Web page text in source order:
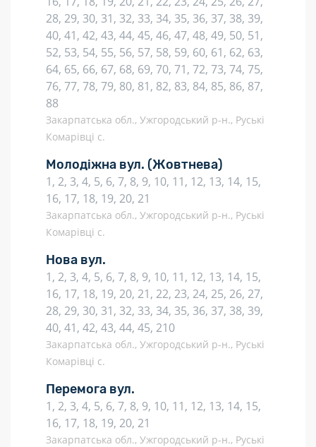
28, 29, 30, 31, 32, 33, 34, 35, 36, 37, 38, 39,
40, 41, 42, 43, 44, 45, 46, 47, 48, 49, 50, 51,
52, 53, 54, 55, 56, 57, 58, 59, 60, 61, 62, 63,
64, 65, 66, 67, 68, 69, 70, 71, 72, 73, 74, 75,
76, 77, 78, 79, 80, 81, 82, 83, 84, 85, 86, 87,
88
Закарпатська обл., Ужгородський р-н., Руські
Комарівці с.
Молодіжна вул. (Жовтнева)
1, 2, 3, 4, 5, 6, 7, 8, 9, 10, 11, 12, 13, 14, 15,
16, 17, 18, 19, 20, 21
Закарпатська обл., Ужгородський р-н., Руські
Комарівці с.
Нова вул.
1, 2, 3, 4, 5, 6, 7, 8, 9, 10, 11, 12, 13, 14, 15,
16, 17, 18, 19, 20, 21, 22, 23, 24, 25, 26, 27,
28, 29, 30, 31, 32, 33, 34, 35, 36, 37, 38, 39,
40, 41, 42, 43, 44, 45, 210
Закарпатська обл., Ужгородський р-н., Руські
Комарівці с.
Перемога вул.
1, 2, 3, 4, 5, 6, 7, 8, 9, 10, 11, 12, 13, 14, 15,
16, 17, 18, 19, 20, 21
Закарпатська обл., Ужгородський р-н., Руські